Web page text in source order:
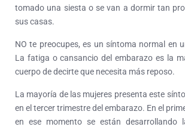
tomado una siesta o se van a dormir tan
sus casas.
NO te preocupes, es un síntoma normal en
La fatiga o cansancio del embarazo es la
cuerpo de decirte que necesita más reposo.
La mayoría de las mujeres presenta este
en el tercer trimestre del embarazo. En el
en ese momento se están desarrollando